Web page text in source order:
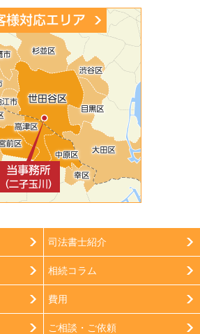
司法書士紹介
相続コラム
費用
ご相談・ご依頼